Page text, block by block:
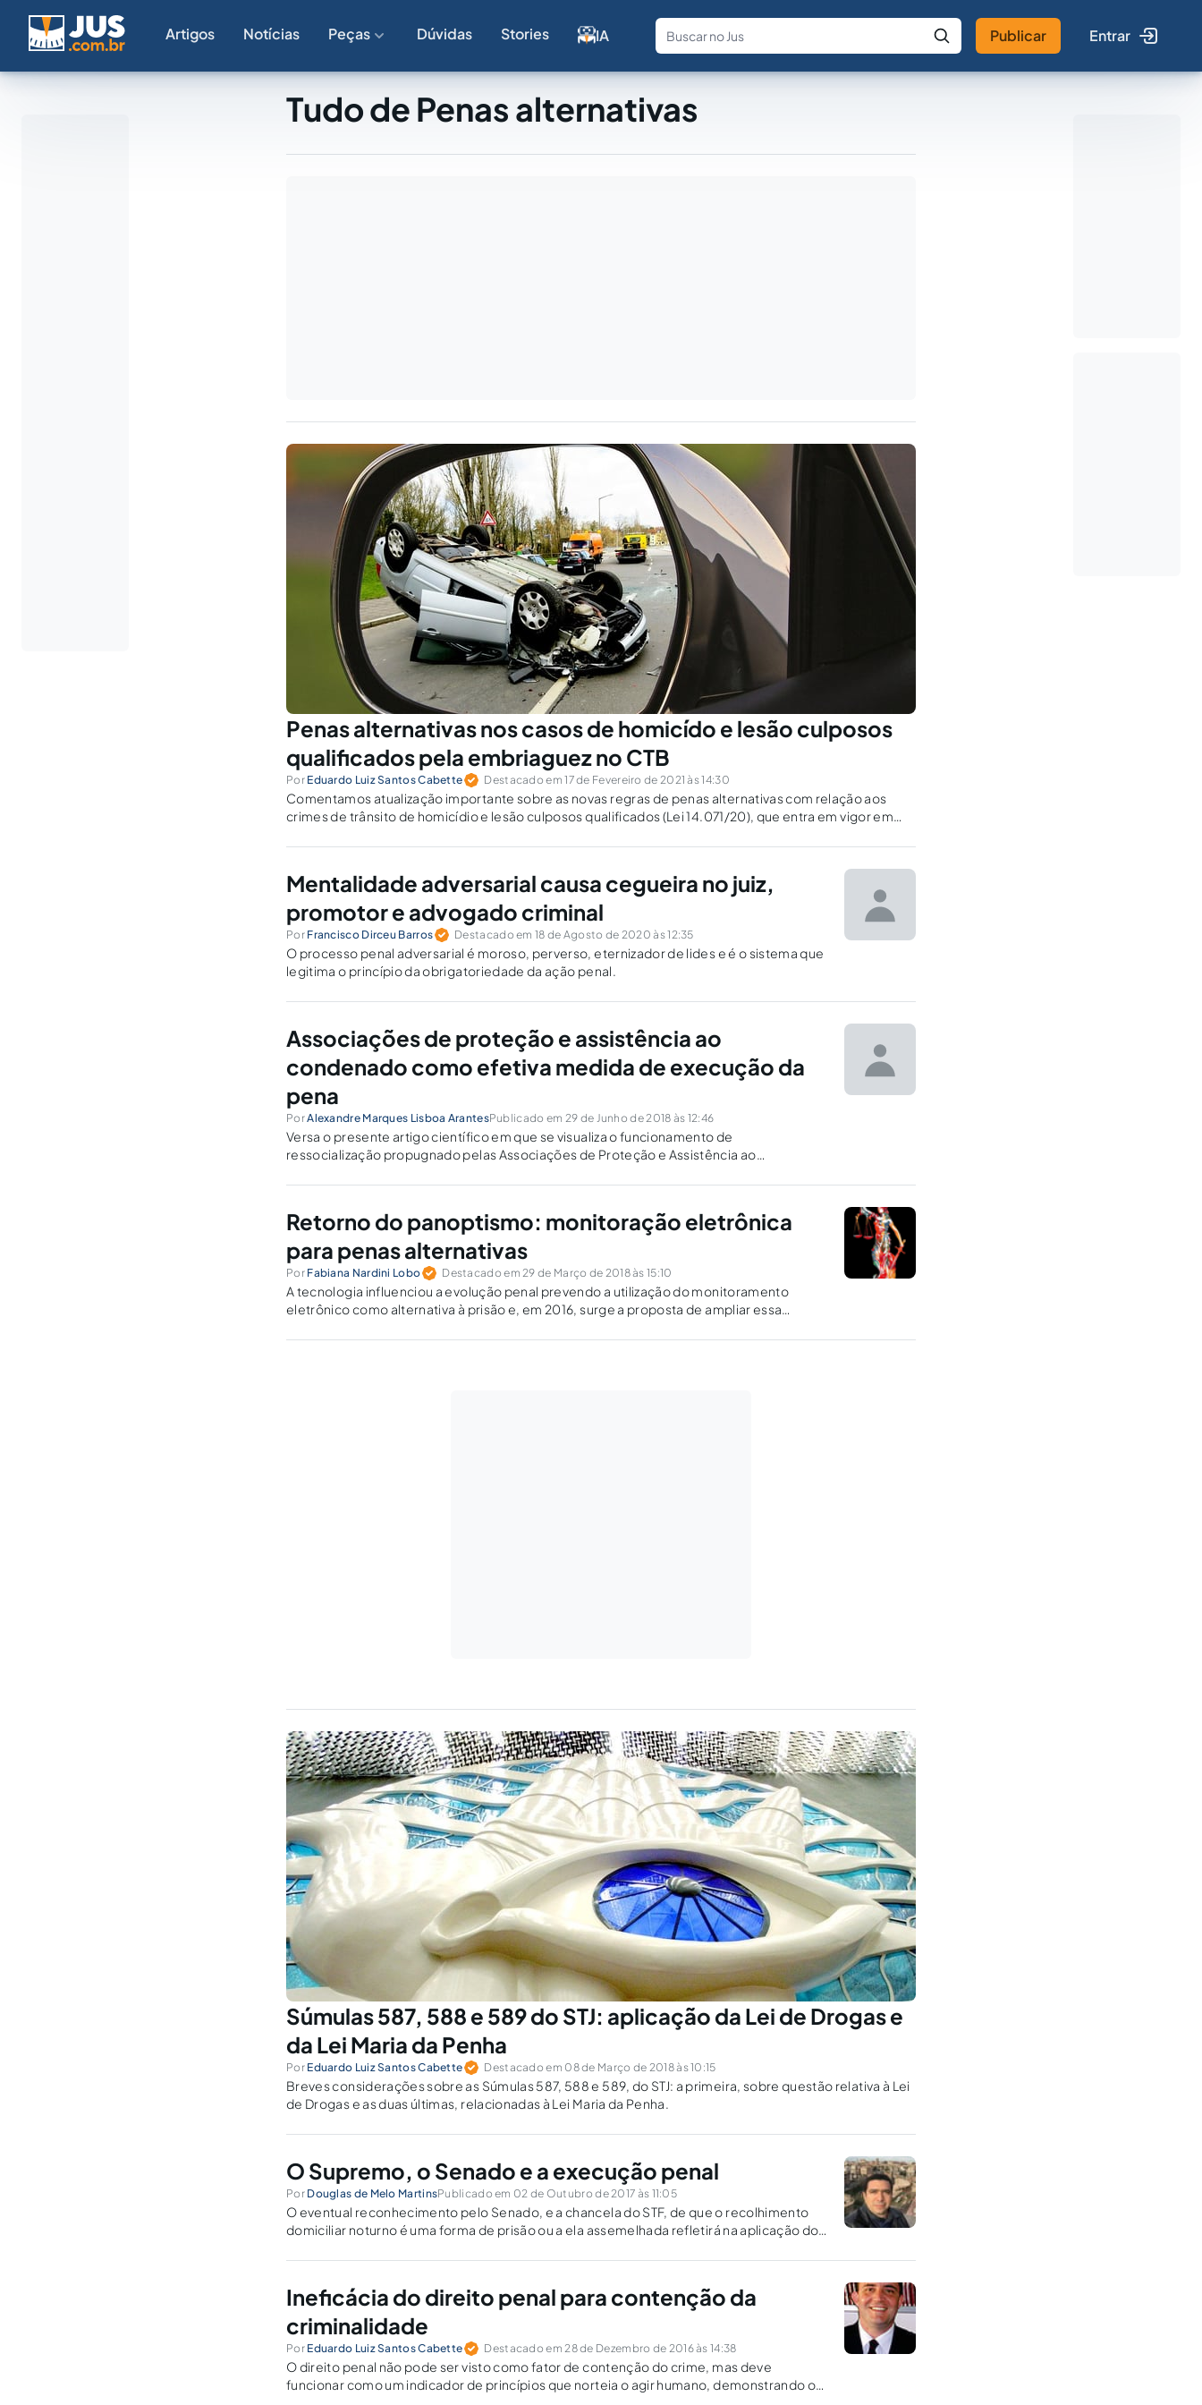
Artigos Notícias Peças Dúvidas Stories IA
Fale com a IA Buscar no Jus
Publicar Entrar
Tudo de Penas alternativas
Penas alternativas nos casos de homicído e lesão culposos
qualificados pela embriaguez no CTB
Por Eduardo Luiz Santos Cabette Destacado em 17 de Fevereiro de 2021 às 14:30
Comentamos atualização importante sobre as novas regras de penas alternativas com relação aos
crimes de trânsito de homicídio e lesão culposos qualificados (Lei 14.071/20), que entra em vigor em
Mentalidade adversarial causa cegueira no juiz,
promotor e advogado criminal
Por Francisco Dirceu Barros Destacado em 18 de Agosto de 2020 às 12:35
O processo penal adversarial é moroso, perverso, eternizador de lides e é o sistema que
legitima o princípio da obrigatoriedade da ação penal.
Associações de proteção e assistência ao
condenado como efetiva medida de execução da
pena
PorAlexandre Marques Lisboa ArantesPublicado em 29 de Junho de 2018 às 12:46
Versa o presente artigo científico em que se visualiza o funcionamento de
ressocialização propugnado pelas Associações de Proteção e Assistência ao
Retorno do panoptismo: monitoração eletrônica
para penas alternativas
Por Fabiana Nardini Lobo Destacado em 29 de Março de 2018 às 15:10
A tecnologia influenciou a evolução penal prevendo a utilização do monitoramento
eletrônico como alternativa à prisão e, em 2016, surge a proposta de ampliar essa
Súmulas 587, 588 e 589 do STJ: aplicação da Lei de Drogas e
da Lei Maria da Penha
Por Eduardo Luiz Santos Cabette Destacado em 08 de Março de 2018 às 10:15
Breves considerações sobre as Súmulas 587, 588 e 589, do STJ: a primeira, sobre questão relativa à Lei
de Drogas e as duas últimas, relacionadas à Lei Maria da Penha.
O Supremo, o Senado e a execução penal
Por Douglas de Melo MartinsPublicado em 02 de Outubro de 2017 às 11:05
O eventual reconhecimento pelo Senado, e a chancela do STF, de que o recolhimento
domiciliar noturno é uma forma de prisão ou a ela assemelhada refletirá na aplicação do
Ineficácia do direito penal para contenção da
criminalidade
Por Eduardo Luiz Santos Cabette Destacado em 28 de Dezembro de 2016 às 14:38
O direito penal não pode ser visto como fator de contenção do crime, mas deve
funcionar como um indicador de princípios que norteia o agir humano, demonstrando o